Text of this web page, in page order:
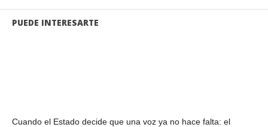
PUEDE INTERESARTE
Cuando el Estado decide que una voz ya no hace falta: el